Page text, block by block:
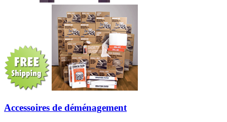
Accessoires de déménagement